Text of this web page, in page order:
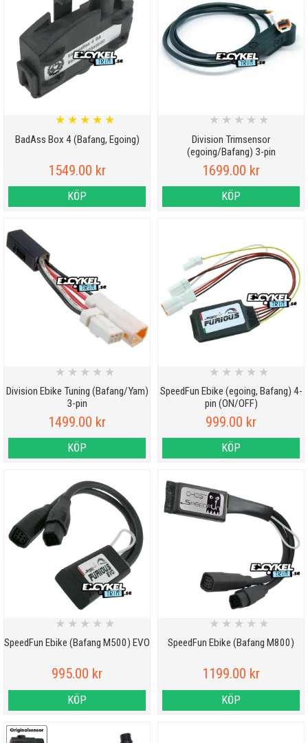
BadAss Box 4 (Bafang, Egoing)
★ ★ ★ ★ ★
1549.00 kr
KÖP
Division Trimsensor
(egoing/Bafang) 3-pin
★ ★ ★ ★ ★
1699.00 kr
KÖP
Division Ebike Tuning (Bafang/Yam)
3-pin
★ ★ ★ ★ ★
1499.00 kr
KÖP
SpeedFun Ebike (egoing, Bafang) 4-
pin (ON/OFF)
★ ★ ★ ★ ★
999.00 kr
KÖP
SpeedFun Ebike (Bafang M500) EVO
★ ★ ★ ★ ★
995.00 kr
KÖP
SpeedFun Ebike (Bafang M800)
★ ★ ★ ★ ★
1199.00 kr
KÖP